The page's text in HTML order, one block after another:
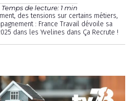
Temps de lecture: 1 min
des tensions sur certains métiers,
: France Travail dévoile sa
dans les Yvelines dans Ça Recrute !